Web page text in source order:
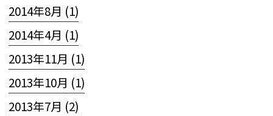
2014年8月 (1)
2014年4月 (1)
2013年11月 (1)
2013年10月 (1)
2013年7月 (2)